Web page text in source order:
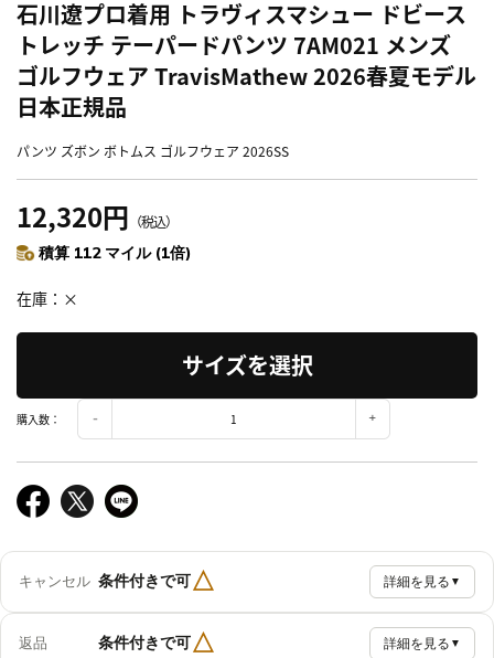
石川遼プロ着用 トラヴィスマシュー ドビース
トレッチ テーパードパンツ 7AM021 メンズ
ゴルフウェア TravisMathew 2026春夏モデル
日本正規品
パンツ ズボン ボトムス ゴルフウェア 2026SS
12,320円 （税込）
積算 112 マイル (1倍)
在庫 ×
サイズを選択
購入数：
キャンセル 条件付きで可△ 詳細を見る ▼
返品 条件付きで可△ 詳細を見る ▼